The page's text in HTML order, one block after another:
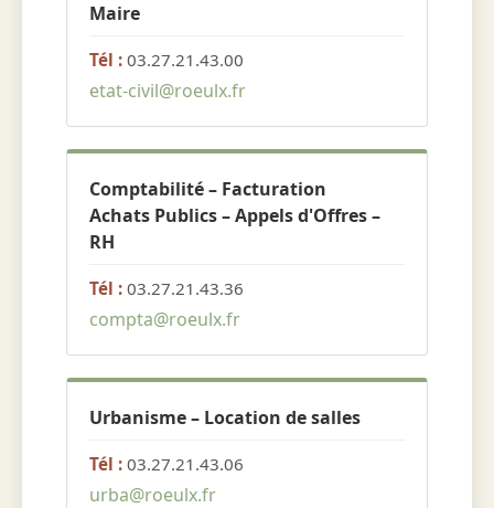
Maire
Tél : 03.27.21.43.00
etat-civil@roeulx.fr
Comptabilité – Facturation
Achats Publics – Appels d'Offres –
RH
Tél : 03.27.21.43.36
compta@roeulx.fr
Urbanisme – Location de salles
Tél : 03.27.21.43.06
urba@roeulx.fr